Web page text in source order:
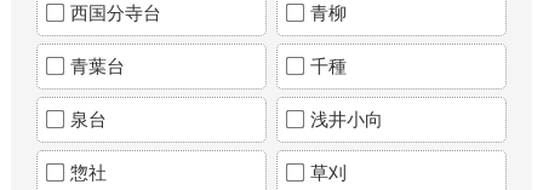
西国分寺台 青柳
青葉台 千種
泉台 浅井小向
惣社 草刈